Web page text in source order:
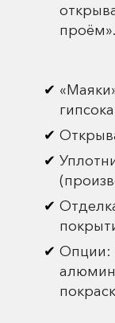
проём».
Опции: